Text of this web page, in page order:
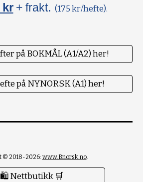
kr + frakt. (175 kr/hefte).
på BOKMÅL (A1/A2) her!
på NYNORSK (A1) her!
© 2018-2026: www.Bnorsk.no.
🛍 Nettbutikk 🛒